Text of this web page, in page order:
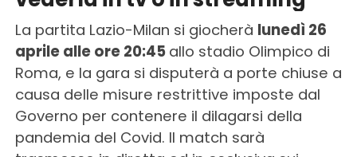
La partita Lazio-Milan si giocherà lunedì 26
aprile alle ore 20:45 allo stadio Olimpico di
Roma, e la gara si disputerà a porte chiuse a
causa delle misure restrittive imposte dal
Governo per contenere il dilagarsi della
pandemia del Covid. Il match sarà